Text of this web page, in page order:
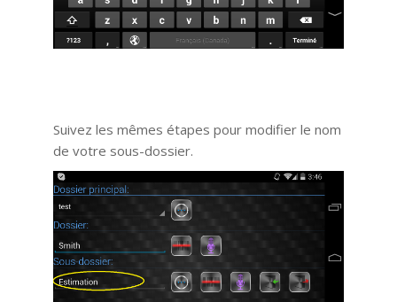
Suivez les mêmes étapes pour modifier le nom
de votre sous-dossier.